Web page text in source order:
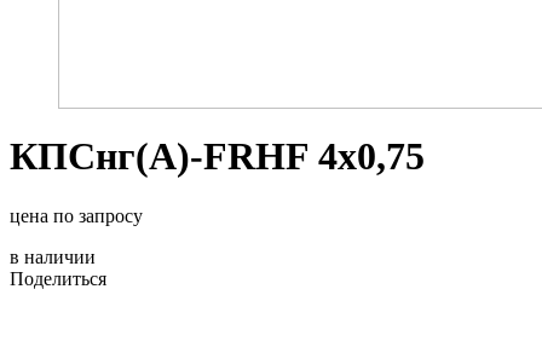
КПСнг(A)-FRHF 4х0,75
цена по запросу
в наличии
Поделиться